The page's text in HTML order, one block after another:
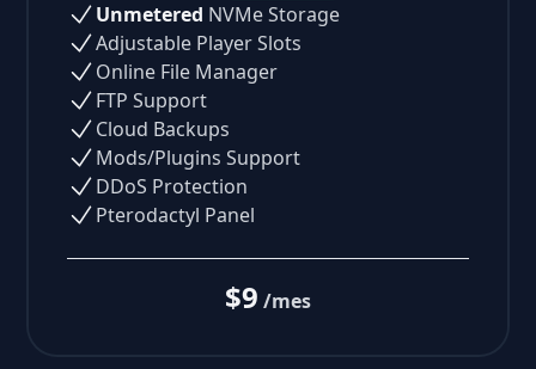
Unmetered NVMe Storage
Adjustable Player Slots
Online File Manager
FTP Support
Cloud Backups
Mods/Plugins Support
DDoS Protection
Pterodactyl Panel
$9 /mes